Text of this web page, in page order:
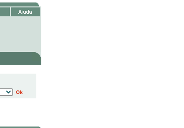
Ok